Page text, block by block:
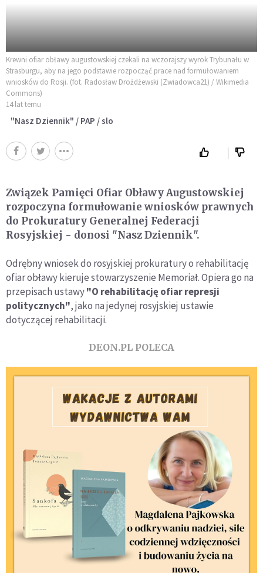
Krewni ofiar obławy augustowskiej czekali na wczorajszy wyrok Trybunału w
Strasburgu, aby na jego podstawie rozpocząć prace nad formułowaniem
wniosków do Rosji. (fot. Radosław Drożdżewski (Zwiadowca21) / Wikimedia
Commons)
14 lat temu
"Nasz Dziennik" / PAP / slo
Związek Pamięci Ofiar Obławy Augustowskiej
rozpoczyna formułowanie wniosków prawnych
do Prokuratury Generalnej Federacji
Rosyjskiej - donosi "Nasz Dziennik".
Odrębny wniosek do rosyjskiej prokuratury o rehabilitację
ofiar obławy kieruje stowarzyszenie Memoriał. Opiera go na
przepisach ustawy"O rehabilitację ofiar represji
politycznych", jako na jedynej rosyjskiej ustawie
dotyczącej rehabilitacji.
DEON.PL POLECA